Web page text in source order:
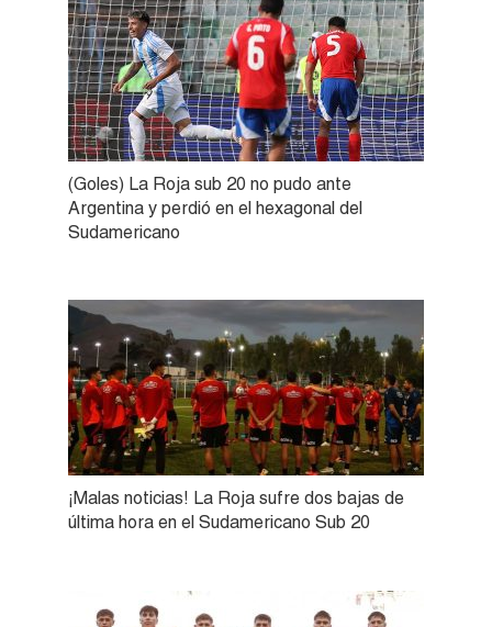
(Goles) La Roja sub 20 no pudo ante
Argentina y perdió en el hexagonal del
Sudamericano
¡Malas noticias! La Roja sufre dos bajas de
última hora en el Sudamericano Sub 20